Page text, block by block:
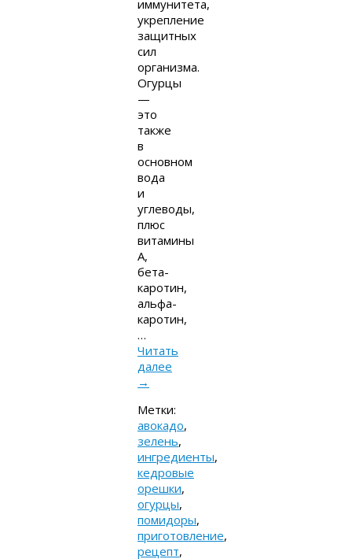
иммунитета,
укрепление
защитных
сил
организма.
Огурцы
—
это
также
в
основном
вода
и
углеводы,
плюс
витамины
A,
бета-
каротин,
альфа-
каротин,
…
Читать
далее
→
Метки:
авокадо,
зелень,
ингредиенты,
кедровые
орешки,
огурцы,
помидоры,
приготовление,
рецепт,